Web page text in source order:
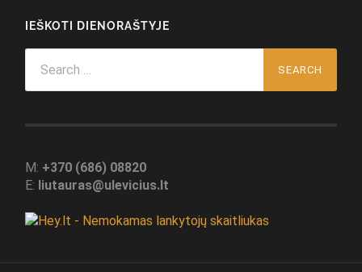
IEŠKOTI DIENORAŠTYJE
for:
M: +370 (686) 08820
E: liutauras@ulevicius.lt